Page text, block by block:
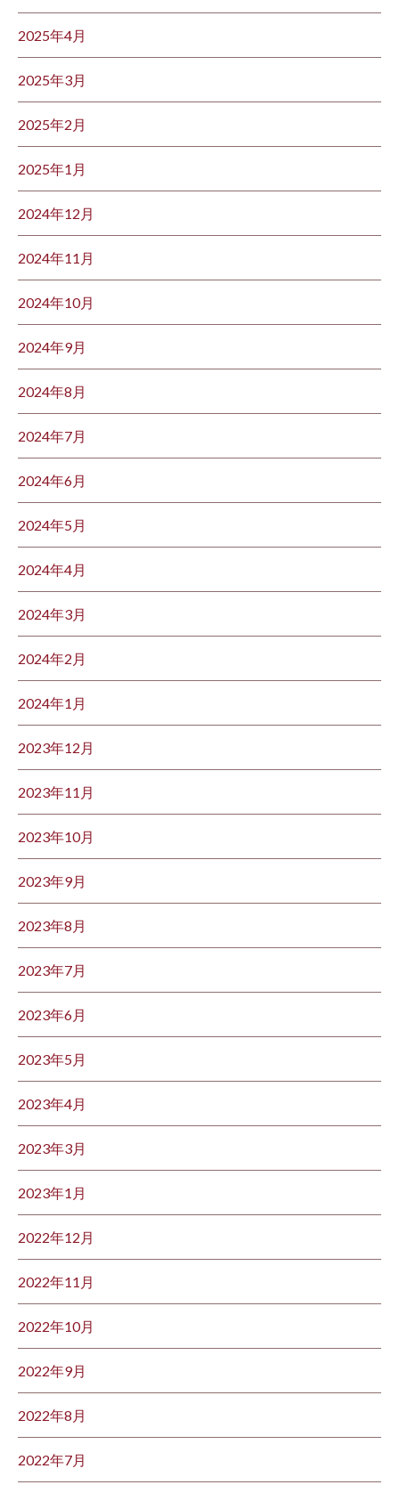
2025年4月
2025年3月
2025年2月
2025年1月
2024年12月
2024年11月
2024年10月
2024年9月
2024年8月
2024年7月
2024年6月
2024年5月
2024年4月
2024年3月
2024年2月
2024年1月
2023年12月
2023年11月
2023年10月
2023年9月
2023年8月
2023年7月
2023年6月
2023年5月
2023年4月
2023年3月
2023年1月
2022年12月
2022年11月
2022年10月
2022年9月
2022年8月
2022年7月